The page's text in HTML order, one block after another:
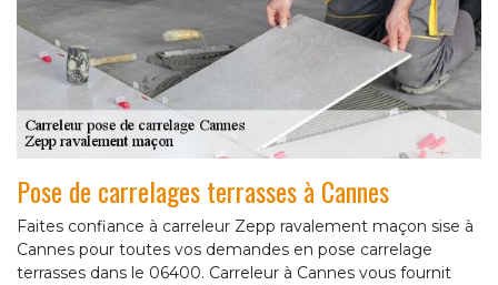
Pose de carrelages terrasses à Cannes
Faites confiance à carreleur Zepp ravalement maçon sise à
Cannes pour toutes vos demandes en pose carrelage
terrasses dans le 06400. Carreleur à Cannes vous fournit